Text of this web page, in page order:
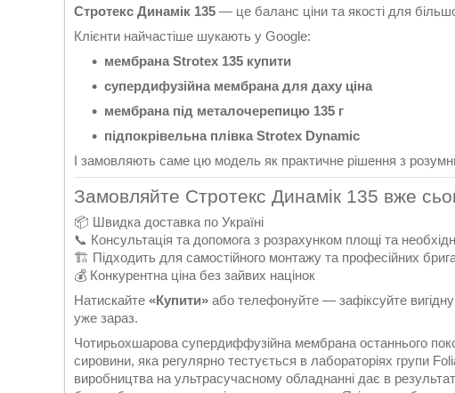
Стротекс Динамік 135 — це баланс ціни та якості для
Клієнти найчастіше шукають у Google:
мембрана Strotex 135 купити
супердифузійна мембрана для даху ціна
мембрана під металочерепицю 135 г
підпокрівельна плівка Strotex Dynamic
І замовляють саме цю модель як практичне рішення з
Замовляйте Стротекс Динамік 135 вже
📦 Швидка доставка по Україні
📞 Консультація та допомога з розрахунком площі та
🏗 Підходить для самостійного монтажу та професійних
💰 Конкурентна ціна без зайвих націнок
Натискайте «Купити» або телефонуйте — зафіксуйте
уже зараз.
Чотирьохшарова супердиффузійна мембрана останнього
сировини, яка регулярно тестується в лабораторіях групи
виробництва на ультрасучасному обладнанні дає в